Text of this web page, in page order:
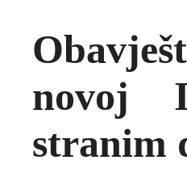
novoj
stranim